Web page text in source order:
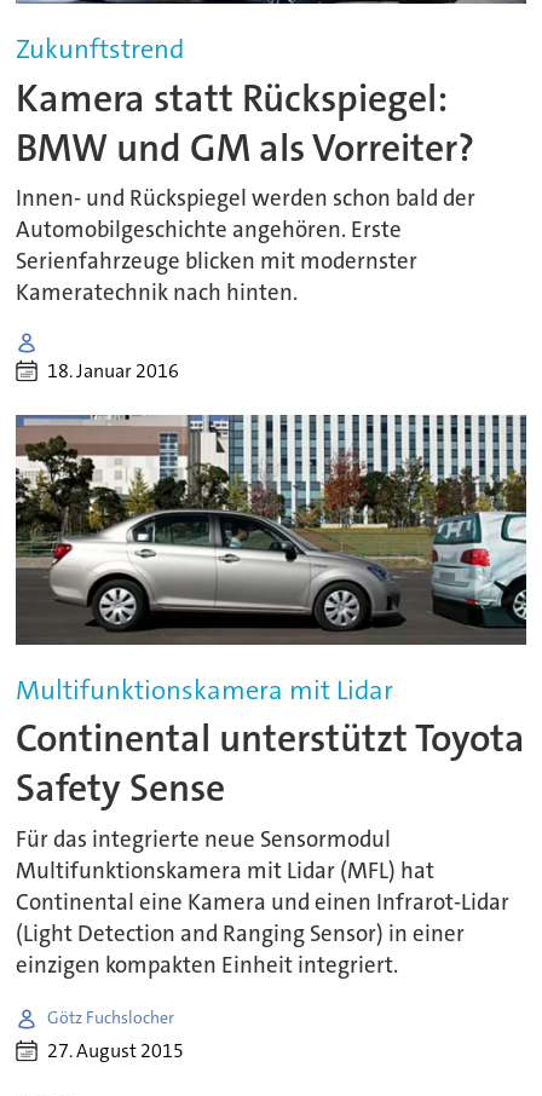
Zukunftstrend
Kamera statt Rückspiegel:
BMW und GM als Vorreiter?
Innen- und Rückspiegel werden schon bald der
Automobilgeschichte angehören. Erste
Serienfahrzeuge blicken mit modernster
Kameratechnik nach hinten.
18. Januar 2016
Multifunktionskamera mit Lidar
Continental unterstützt Toyota
Safety Sense
Für das integrierte neue Sensormodul
Multifunktionskamera mit Lidar (MFL) hat
Continental eine Kamera und einen Infrarot-Lidar
(Light Detection and Ranging Sensor) in einer
einzigen kompakten Einheit integriert.
Götz Fuchslocher
27. August 2015